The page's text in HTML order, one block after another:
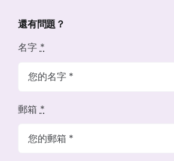
還有問題？
名字*
郵箱*